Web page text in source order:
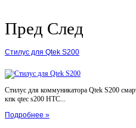
Пред След
Стилус для Qtek S200
Стилус для коммуникатора Qtek S200
кпк qtec s200 HTC...
Подробнее »